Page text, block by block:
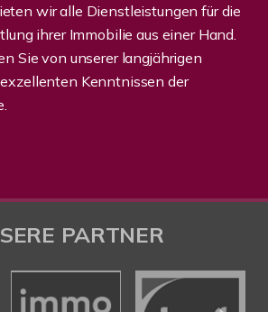
wir alle Dienstleistungen für die
ihrer Immobilie aus einer Hand.
Sie von unserer langjährigen
Kenntnissen der
PARTNER